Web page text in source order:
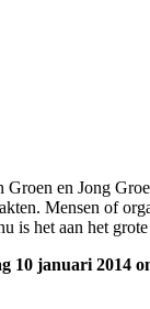
en Jong
Mensen of
is het aan het
10 januari 2014